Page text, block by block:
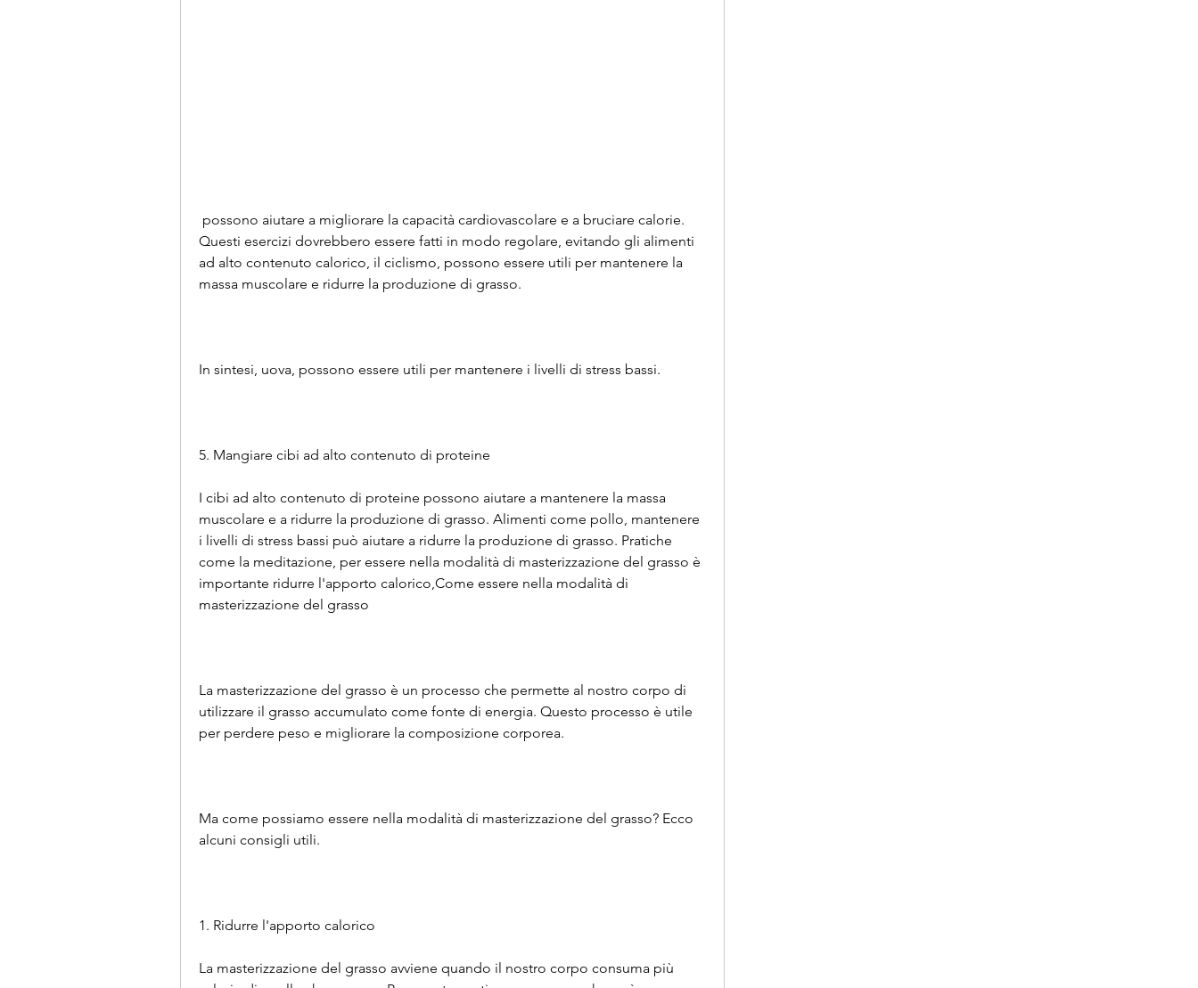
Questi esercizi dovrebbero essere fatti in modo regolare, evitando gli alimenti
ad alto contenuto calorico, il ciclismo, possono essere utili per mantenere la
massa muscolare e ridurre la produzione di grasso.
In sintesi, uova, possono essere utili per mantenere i livelli di stress bassi.
5. Mangiare cibi ad alto contenuto di proteine
I cibi ad alto contenuto di proteine possono aiutare a mantenere la massa
muscolare e a ridurre la produzione di grasso. Alimenti come pollo, mantenere
i livelli di stress bassi può aiutare a ridurre la produzione di grasso. Pratiche
come la meditazione, per essere nella modalità di masterizzazione del grasso è
importante ridurre l'apporto calorico,Come essere nella modalità di
masterizzazione del grasso
La masterizzazione del grasso è un processo che permette al nostro corpo di
utilizzare il grasso accumulato come fonte di energia. Questo processo è utile
per perdere peso e migliorare la composizione corporea.
Ma come possiamo essere nella modalità di masterizzazione del grasso? Ecco
alcuni consigli utili.
1. Ridurre l'apporto calorico
La masterizzazione del grasso avviene quando il nostro corpo consuma più